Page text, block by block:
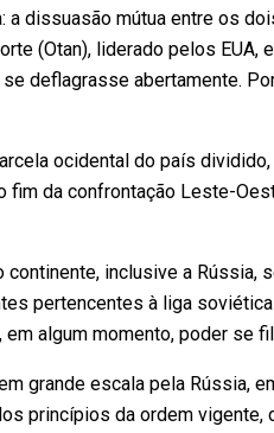
a dissuasão mútua entre os
(Otan), liderado pelos EUA,
deflagrasse abertamente.
ocidental do país
fim da confrontação Leste-
continente, inclusive a
pertencentes à liga soviética
algum momento, poder se
grande escala pela Rússia,
princípios da ordem